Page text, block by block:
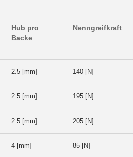
Hub pro
Backe
Nenngreifkraft
2.5 [mm] 140 [N]
2.5 [mm] 195 [N]
2.5 [mm] 205 [N]
4 [mm] 85 [N]